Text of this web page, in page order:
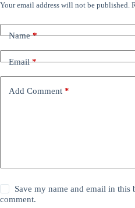
Your email address will not be published.
Name*
Email*
Add Comment *
Save my name and email in
comment.